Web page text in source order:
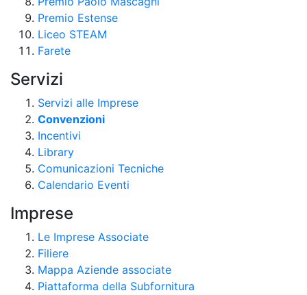
Premio Estense
Liceo STEAM
Farete
Servizi
Servizi alle Imprese
Convenzioni
Incentivi
Library
Comunicazioni Tecniche
Calendario Eventi
Imprese
Le Imprese Associate
Filiere
Mappa Aziende associate
Piattaforma della Subfornitura